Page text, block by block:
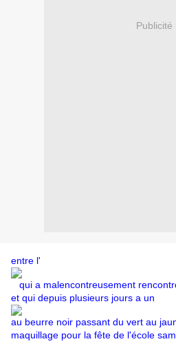
Publicité
entre l'
qui a malencontreusement
et qui depuis plusieurs jours a un
au beurre noir passant du vert au
maquillage pour la fête de l'école